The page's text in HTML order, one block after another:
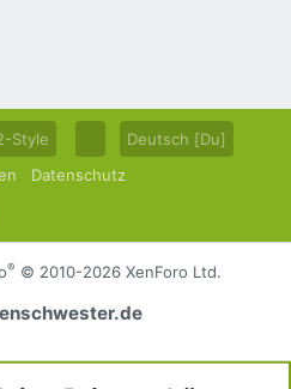
Style
Deutsch [Du]
Datenschutz
® © 2010-2026 XenForo Ltd.